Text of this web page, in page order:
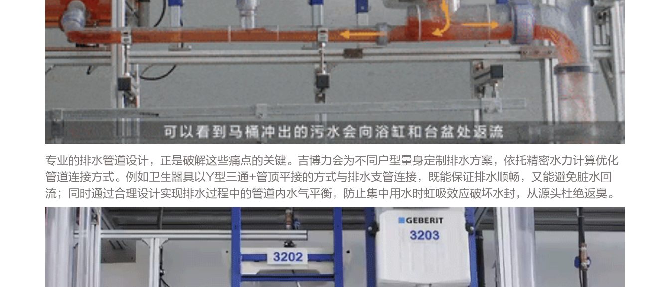
专业的排水管道设计，正是破解这些痛点的关键。吉博力会为不同户型量身定制排水方案，依托精密水力计算优化
管道连接方式。例如卫生器具以Y型三通+管顶平接的方式与排水支管连接，既能保证排水顺畅，又能避免脏水回
流；同时通过合理设计实现排水过程中的管道内水气平衡，防止集中用水时虹吸效应破坏水封，从源头杜绝返臭。